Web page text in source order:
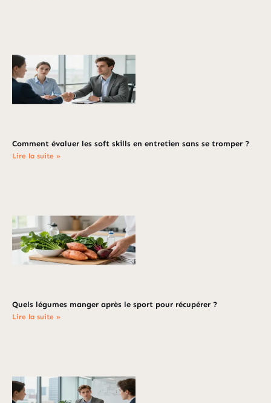
Comment évaluer les soft skills en entretien sans se tromper ?
Lire la suite »
Quels légumes manger après le sport pour récupérer ?
Lire la suite »